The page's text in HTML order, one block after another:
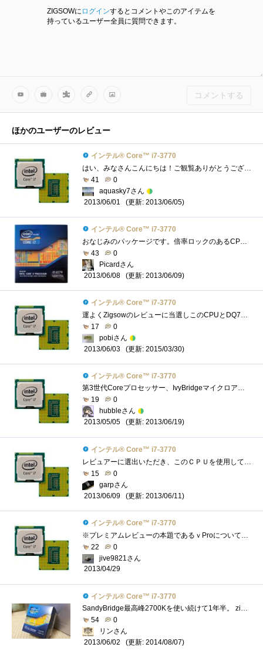
ZIGSOWに ログインするとコメントやこのアイテムを
持っているユーザー全員に質問できます。
コメントする
ほかのユーザーのレビュー
インテル® Core™ i7-3770
41
0
aquasky7さん
2013/06/01
(更新: 2013/06/05)
インテル® Core™ i7-3770
43
0
Picardさん
2013/06/08
(更新: 2013/06/09)
インテル® Core™ i7-3770
17
0
pobiさん
2013/06/03
(更新: 2015/03/30)
インテル® Core™ i7-3770
19
0
hubbleさん
2013/05/05
(更新: 2013/06/19)
インテル® Core™ i7-3770
15
0
garpさん
2013/06/09
(更新: 2013/06/11)
インテル® Core™ i7-3770
22
0
jive9821さん
2013/04/29
インテル® Core™ i7-3770
54
0
リンさん
2013/06/02
(更新: 2014/08/07)